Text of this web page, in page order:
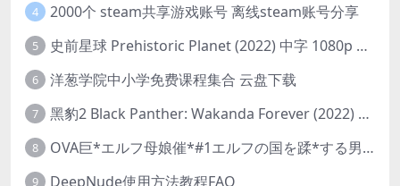
4 2000个 steam共享游戏账号 离线steam账号分享
5 史前星球 Prehistoric Planet (2022) 中字 1080p 高清 阿里云盘 2022.5.27已更新全集
6 洋葱学院中小学免费课程集合 云盘下载
7 黑豹2 Black Panther: Wakanda Forever (2022) 高清版
8 OVA巨*エルフ母娘催*#1エルフの国を蹂*する男。汚された女王と姫
9 DeepNude使用方法教程FAQ